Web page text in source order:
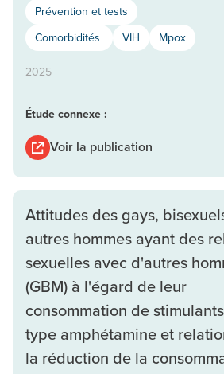
Prévention et tests
Comorbidités
VIH Mpox
2025
Étude connexe :
Voir la publication
Attitudes des gays,
autres hommes ayant des
sexuelles avec d'autres
(GBM) à l'égard de leur
consommation de
type amphétamine et
la réduction de la